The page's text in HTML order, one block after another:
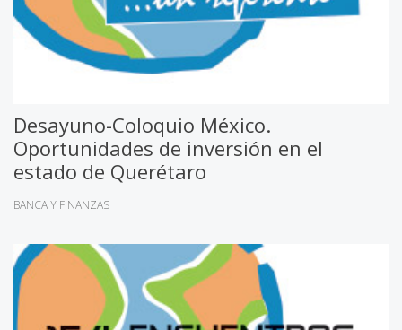
Desayuno-Coloquio México.
Oportunidades de inversión en el
estado de Querétaro
BANCA Y FINANZAS